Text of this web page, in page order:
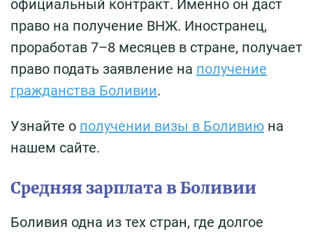
официальный контракт. Именно он даст
право на получение ВНЖ. Иностранец,
проработав 7–8 месяцев в стране, получает
право подать заявление на получение
гражданства Боливии.
Узнайте о получении визы в Боливию на
нашем сайте.
Средняя зарплата в Боливии
Боливия одна из тех стран, где долгое